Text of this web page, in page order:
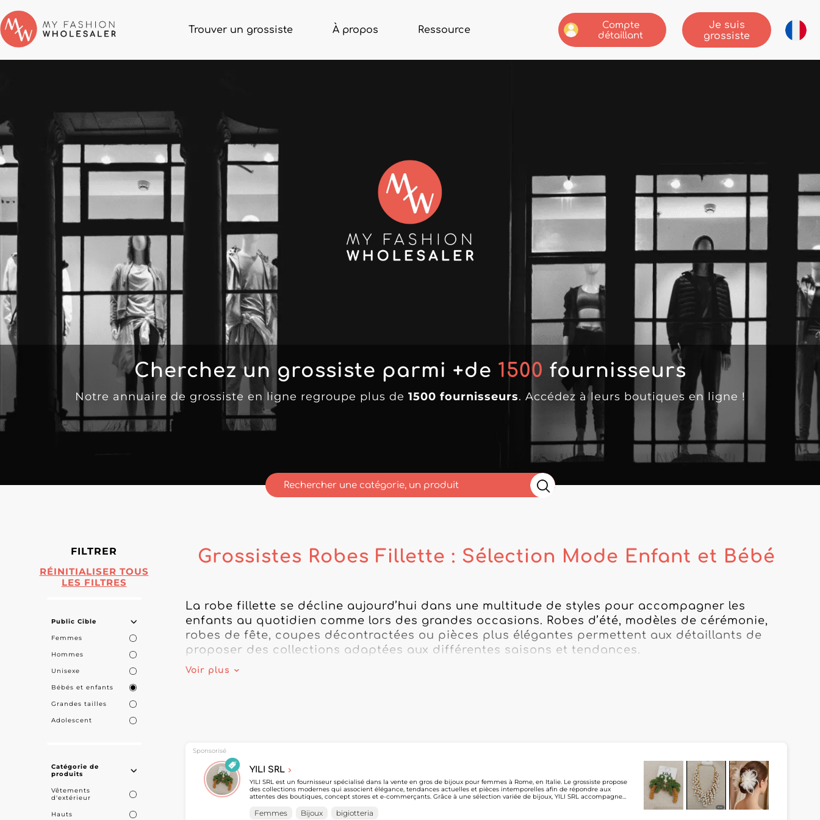
Trouver un grossiste À propos Ressource
Compte
détaillant
Je suis
grossiste
Cherchez un grossiste parmi +de 1500 fournisseurs
Notre annuaire de grossiste en ligne regroupe plus de 1500 fournisseurs. Accédez à leurs boutiques en ligne !
FILTRER
RÉINITIALISER TOUS
LES FILTRES
Public Cible
Femmes
Hommes
Unisexe
Bébés et enfants
Grandes tailles
Adolescent
Catégorie de
produits
Vêtements
d'extérieur
Hauts
Grossistes Robes Fillette : Sélection Mode Enfant et Bébé
La robe fillette se décline aujourd’hui dans une multitude de styles pour accompagner les
enfants au quotidien comme lors des grandes occasions. Robes d’été, modèles de cérémonie,
robes de fête, coupes décontractées ou pièces plus élégantes permettent aux détaillants de
proposer des collections adaptées aux différentes saisons et tendances.
Des modèles simples pour le quotidien aux tenues destinées aux mariages, fêtes et cérémonies,
la robe fillette représente une catégorie polyvalente pour les professionnels de la mode
enfantine. Les détaillants peuvent comparer les coupes, matières, styles et collections afin de
sélectionner des références correspondant à leur clientèle et au positionnement de leur
Voir plus
Sponsorisé
YILI SRL
YILI SRL est un fournisseur spécialisé dans la vente en gros de bijoux pour femmes à Rome, en Italie. Le grossiste propose
des collections modernes qui associent élégance, tendances actuelles et pièces intemporelles afin de répondre aux
attentes des boutiques, concept stores et e-commerçants. Grâce à une sélection variée de bijoux, YILI SRL accompagne
MicroStore, YILI SRL permet aux professionnels de découvrir facilement ses collections et de simplifier leur processus
Femmes Bijoux bigiotteria